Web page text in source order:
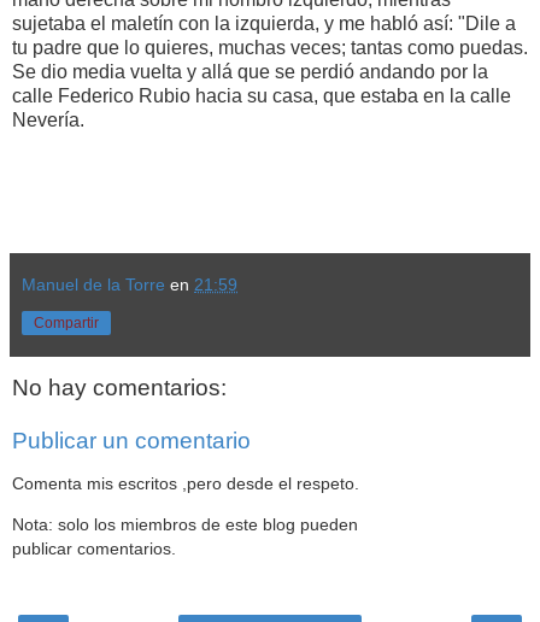
sujetaba el maletín con la izquierda, y me habló así: "Dile a
tu padre que lo quieres, muchas veces; tantas como puedas.
Se dio media vuelta y allá que se perdió andando por la
calle Federico Rubio hacia su casa, que estaba en la calle
Nevería.
Manuel de la Torre en 21:59
Compartir
No hay comentarios:
Publicar un comentario
Comenta mis escritos ,pero desde el respeto.
Nota: solo los miembros de este blog pueden
publicar comentarios.